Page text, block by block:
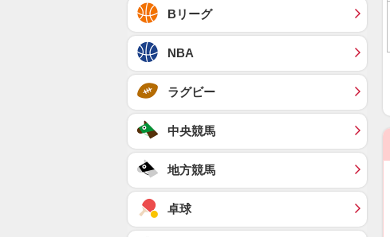
Bリーグ
NBA
ラグビー
中央競馬
地方競馬
卓球